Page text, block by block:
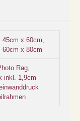
x 60cm,
60cm x 80cm
Rag,
inkl. 1,9cm